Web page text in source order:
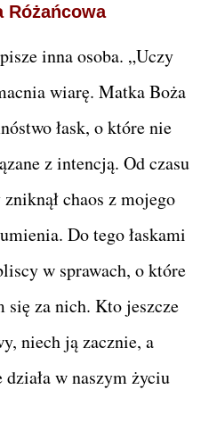
Różańcowa
inna osoba. „Uczy
wiarę. Matka Boża
łask, o które nie
z intencją. Od czasu
chaos z mojego
Do tego łaskami
w sprawach, o które
się za nich. Kto jeszcze
niech ją zacznie, a
w naszym życiu